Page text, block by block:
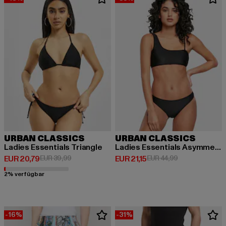
URBAN CLASSICS
Ladies Essentials Triangle
EUR 20,79
Derzeitiger Preis: EUR 20,79
EUR 39,99Aktionspreis: EUR 39,99
2% verfügbar
URBAN CLASSICS
Ladies Essentials Asymmetric Tank Top
EUR 21,15
Derzeitiger Preis: EUR 21,15
EUR 44,99Aktionspreis:
-16% -31%